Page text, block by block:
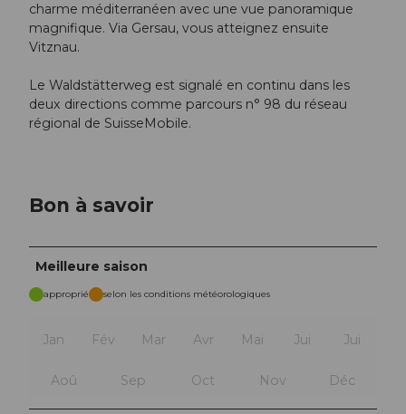
charme méditerranéen avec une vue panoramique
magnifique. Via Gersau, vous atteignez ensuite
Vitznau.
Le Waldstätterweg est signalé en continu dans les
deux directions comme parcours n° 98 du réseau
régional de SuisseMobile.
Bon à savoir
Meilleure saison
approprié selon les conditions météorologiques
Jan Fév Mar Avr Mai Jui Jui
Aoû Sep Oct Nov Déc